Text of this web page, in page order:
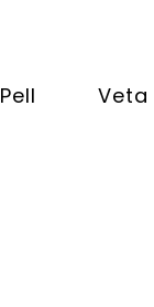
Pell Veta